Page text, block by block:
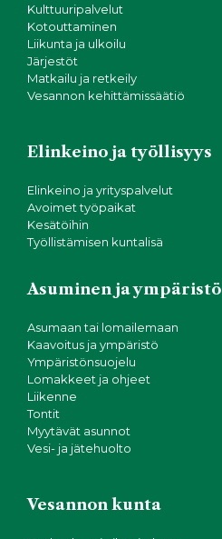
Kulttuuripalvelut
Kotouttaminen
Liikunta ja ulkoilu
Järjestöt
Matkailu ja retkeily
Vesannon kehittämissäätiö
Elinkeino ja työllisyys
Elinkeino ja yrityspalvelut
Avoimet työpaikat
Kesätöihin
Työllistämisen kuntalisä
Asuminen ja ympäristö
Asumaan tai lomailemaan
Kaavoitus ja ympäristö
Ympäristönsuojelu
Lomakkeet ja ohjeet
Liikenne
Tontit
Myytävät asunnot
Vesi- ja jätehuolto
Vesannon kunta